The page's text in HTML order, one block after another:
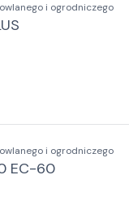
i ogrodniczego
i ogrodniczego
EC-60